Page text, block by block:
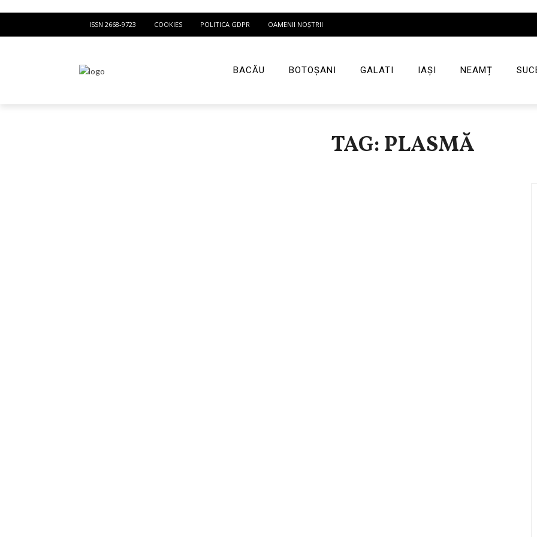
ISSN 2668-9723 COOKIES POLITICA GDPR OAMENII NOȘTRII
BACĂU BOTOȘANI GALATI IAȘI NEAMȚ
TAG: PLASMĂ